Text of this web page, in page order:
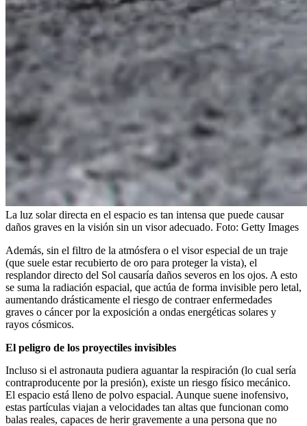
La luz solar directa en el espacio es tan intensa que puede causar
daños graves en la visión sin un visor adecuado. Foto: Getty Images
Además, sin el filtro de la atmósfera o el visor especial de un traje
(que suele estar recubierto de oro para proteger la vista), el
resplandor directo del Sol causaría daños severos en los ojos. A esto
se suma la radiación espacial, que actúa de forma invisible pero letal,
aumentando drásticamente el riesgo de contraer enfermedades
graves o cáncer por la exposición a ondas energéticas solares y
rayos cósmicos.
El peligro de los proyectiles invisibles
Incluso si el astronauta pudiera aguantar la respiración (lo cual sería
contraproducente por la presión), existe un riesgo físico mecánico.
El espacio está lleno de polvo espacial. Aunque suene inofensivo,
estas partículas viajan a velocidades tan altas que funcionan como
balas reales, capaces de herir gravemente a una persona que no